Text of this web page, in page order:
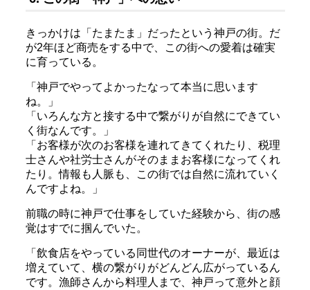
きっかけは「たまたま」だったという神戸の街。だ
が2年ほど商売をする中で、この街への愛着は確実
に育っている。
「神戸でやってよかったなって本当に思います
ね。」
「いろんな方と接する中で繋がりが自然にできてい
く街なんです。」
「お客様が次のお客様を連れてきてくれたり、税理
士さんや社労士さんがそのままお客様になってくれ
たり。情報も人脈も、この街では自然に流れていく
んですよね。」
前職の時に神戸で仕事をしていた経験から、街の感
覚はすでに掴んでいた。
「飲食店をやっている同世代のオーナーが、最近は
増えていて、横の繋がりがどんどん広がっているん
です。漁師さんから料理人まで、神戸って意外と顔